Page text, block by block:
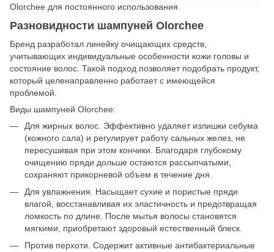
Olorchee для постоянного использования.
Разновидности шампуней Olorchee
Бренд разработал линейку очищающих средств,
учитывающих индивидуальные особенности кожи головы и
состояние волос. Такой подход позволяет подобрать продукт,
который целенаправленно работает с имеющейся
проблемой.
Виды шампуней Olorchee:
Для жирных волос. Эффективно удаляет излишки себума
(кожного сала) и регулирует работу сальных желез, не
пересушивая при этом кончики. Благодаря глубокому
очищению пряди дольше остаются рассыпчатыми,
сохраняют прикорневой объем в течение дня.
Для увлажнения. Насыщает сухие и пористые пряди
влагой, восстанавливая их эластичность и предотвращая
ломкость по длине. После мытья волосы становятся
мягкими, приобретают здоровый естественный блеск.
Против перхоти. Содержит активные антибактериальные